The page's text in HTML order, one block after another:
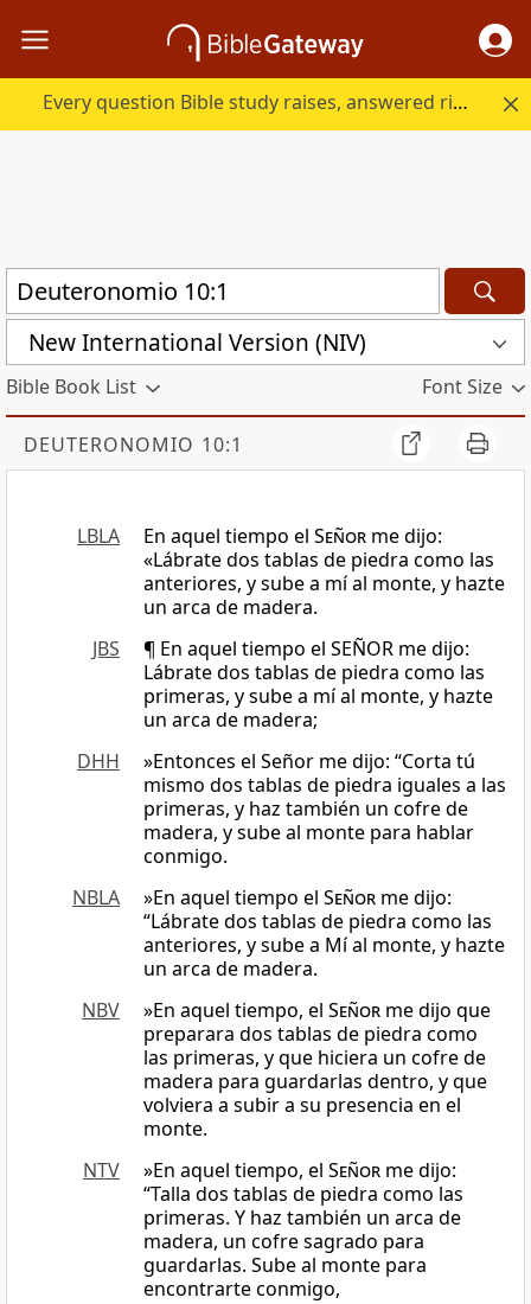
Every question Bible study raises, answered right here.
New International Version (NIV)
Bible Book List Font Size
DEUTERONOMIO 10:1
LBLA En aquel tiempo el Señor me dijo:
«Lábrate dos tablas de piedra como las
anteriores, y sube a mí al monte, y hazte
un arca de madera.
JBS
¶ En aquel tiempo el SEÑOR me dijo:
Lábrate dos tablas de piedra como las
primeras, y sube a mí al monte, y hazte
un arca de madera;
DHH
»Entonces el Señor me dijo: “Corta tú
mismo dos tablas de piedra iguales a las
primeras, y haz también un cofre de
madera, y sube al monte para hablar
conmigo.
NBLA
»En aquel tiempo el Señor me dijo:
“Lábrate dos tablas de piedra como las
anteriores, y sube a Mí al monte, y hazte
un arca de madera.
NBV
»En aquel tiempo, el Señor me dijo que
preparara dos tablas de piedra como
las primeras, y que hiciera un cofre de
madera para guardarlas dentro, y que
volviera a subir a su presencia en el
monte.
NTV
»En aquel tiempo, el Señor me dijo:
“Talla dos tablas de piedra como las
primeras. Y haz también un arca de
madera, un cofre sagrado para
guardarlas. Sube al monte para
encontrarte conmigo,